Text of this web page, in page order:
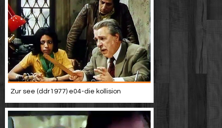
Zur see (ddr1977) e04-die kollision